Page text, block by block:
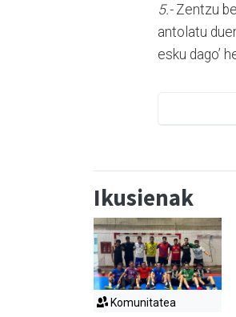
5.- Zentzu
antolatu
esku dago’
Ikusienak
Komunitatea